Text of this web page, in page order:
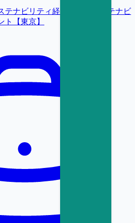
テナビリティ経営支援／サステナビ
ト【東京】